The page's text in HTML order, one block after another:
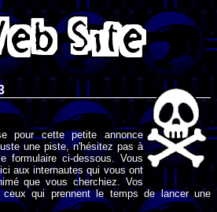
pour cette petite annonce
une piste, n'hésitez pas à
formulaire ci-dessous. Vous
aux internautes qui vous ont
que vous cherchiez. Vos
qui prennent le temps de lancer une